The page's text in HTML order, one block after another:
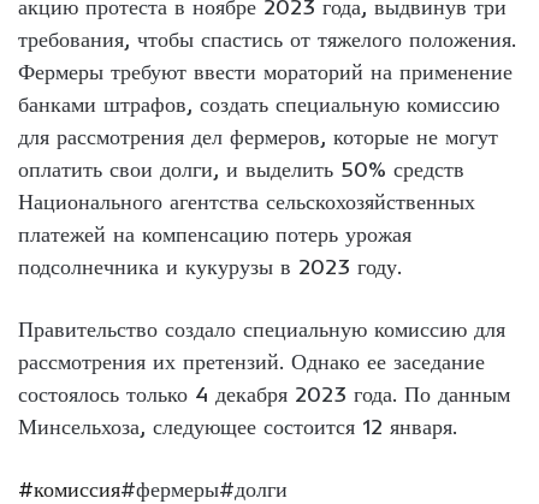
акцию протеста в ноябре 2023 года, выдвинув три
требования, чтобы спастись от тяжелого положения.
Фермеры требуют ввести мораторий на применение
банками штрафов, создать специальную комиссию
для рассмотрения дел фермеров, которые не могут
оплатить свои долги, и выделить 50% средств
Национального агентства сельскохозяйственных
платежей на компенсацию потерь урожая
подсолнечника и кукурузы в 2023 году.
Правительство создало специальную комиссию для
рассмотрения их претензий. Однако ее заседание
состоялось только 4 декабря 2023 года. По данным
Минсельхоза, следующее состоится 12 января.
#комиссия#фермеры#долги